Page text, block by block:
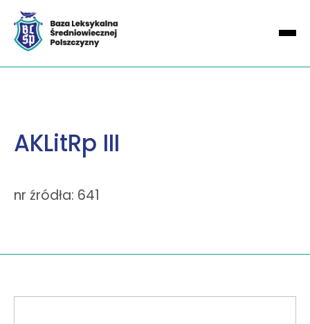
AKLitRp III
nr źródła: 641